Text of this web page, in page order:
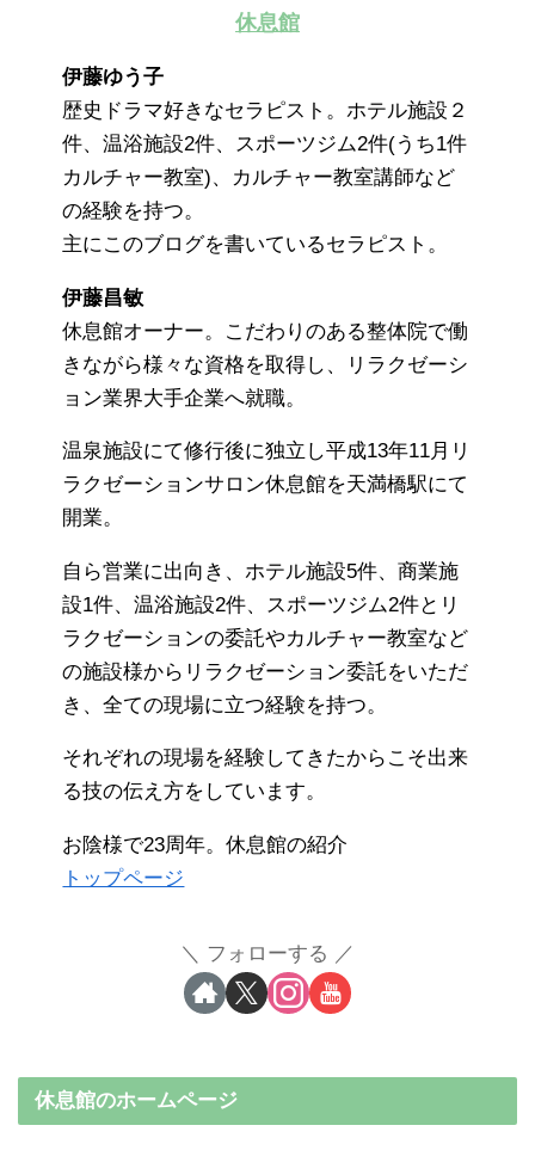
休息館
伊藤ゆう子
歴史ドラマ好きなセラピスト。ホテル施設２
件、温浴施設2件、スポーツジム2件(うち1件
カルチャー教室)、カルチャー教室講師など
の経験を持つ。
主にこのブログを書いているセラピスト。
伊藤昌敏
休息館オーナー。こだわりのある整体院で働
きながら様々な資格を取得し、リラクゼーシ
ョン業界大手企業へ就職。
温泉施設にて修行後に独立し平成13年11月リ
ラクゼーションサロン休息館を天満橋駅にて
開業。
自ら営業に出向き、ホテル施設5件、商業施
設1件、温浴施設2件、スポーツジム2件とリ
ラクゼーションの委託やカルチャー教室など
の施設様からリラクゼーション委託をいただ
き、全ての現場に立つ経験を持つ。
それぞれの現場を経験してきたからこそ出来
る技の伝え方をしています。
お陰様で23周年。休息館の紹介
トップページ
フォローする
休息館のホームページ